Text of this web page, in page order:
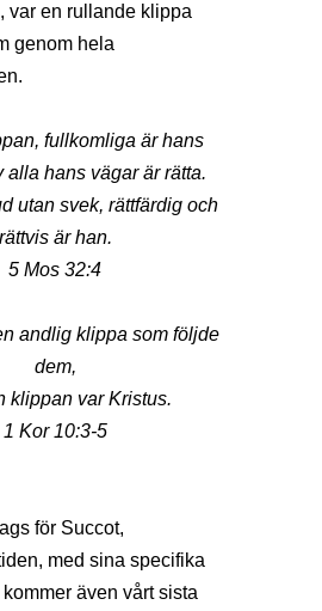
var en rullande klippa
genom hela
fullkomliga är hans
alla hans vägar är rätta.
utan svek, rättfärdig och
rättvis är han.
5 Mos 32:4
andlig klippa som följde
dem,
klippan var Kristus.
1 Kor 10:3-5
för Succot,
med sina specifika
även vårt sista